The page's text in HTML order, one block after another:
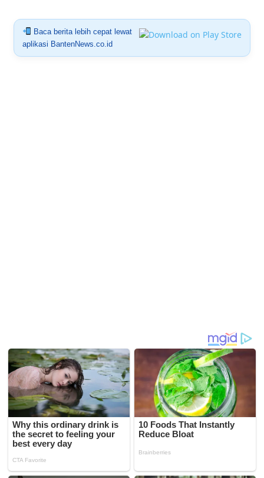
Baca berita lebih cepat lewat
aplikasi BantenNews.co.id